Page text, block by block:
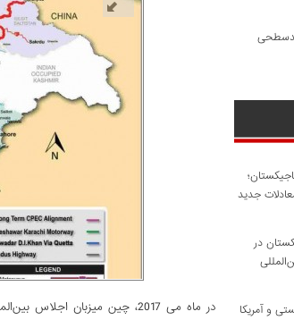
جدید
در
و آمریکا